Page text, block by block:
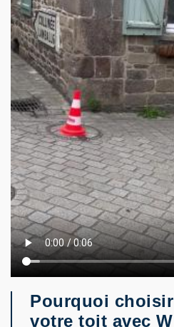
Pourquoi
votre toit avec